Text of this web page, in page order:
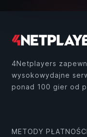
4Netplayers
wysokowydajne
ponad 100 gier od
METODY PŁATNOŚCI